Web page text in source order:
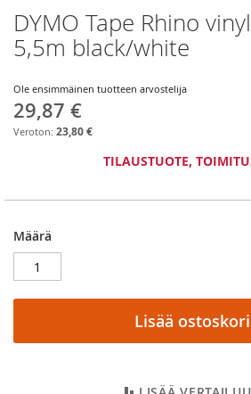
Skip
to
the
of
the
images
DYMO Tape Rhino
5,5m black/white
Ole ensimmäinen tuotteen arvostelija
29,87 €
23,80 €
TILAUSTUOTE,
Määrä
Lisää